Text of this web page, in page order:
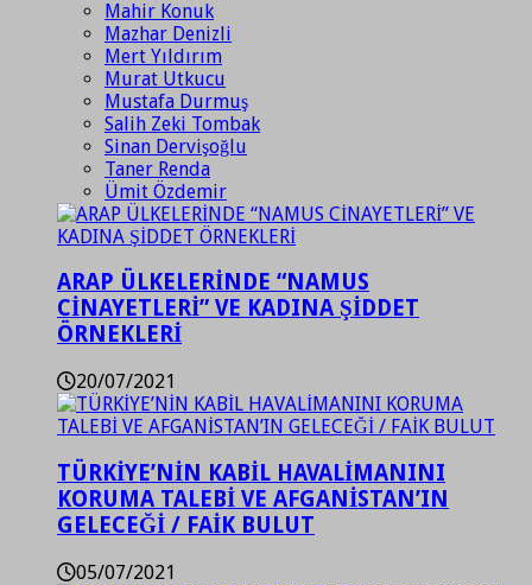
Mahir Konuk
Mazhar Denizli
Mert Yıldırım
Murat Utkucu
Mustafa Durmuş
Salih Zeki Tombak
Sinan Dervişoğlu
Taner Renda
Ümit Özdemir
ARAP ÜLKELERİNDE “NAMUS
CİNAYETLERİ” VE KADINA ŞİDDET
ÖRNEKLERİ
20/07/2021
TÜRKİYE’NİN KABİL HAVALİMANINI
KORUMA TALEBİ VE AFGANİSTAN’IN
GELECEĞİ / FAİK BULUT
05/07/2021